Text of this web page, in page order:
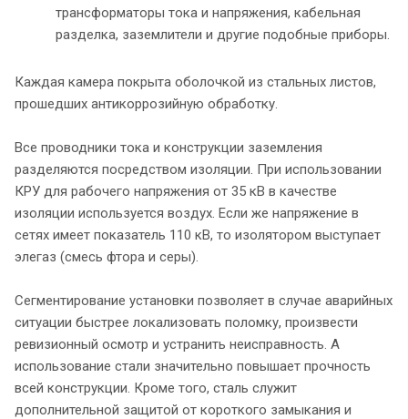
трансформаторы тока и напряжения, кабельная
разделка, заземлители и другие подобные приборы.
Каждая камера покрыта оболочкой из стальных листов,
прошедших антикоррозийную обработку.
Все проводники тока и конструкции заземления
разделяются посредством изоляции. При использовании
КРУ для рабочего напряжения от 35 кВ в качестве
изоляции используется воздух. Если же напряжение в
сетях имеет показатель 110 кВ, то изолятором выступает
элегаз (смесь фтора и серы).
Сегментирование установки позволяет в случае аварийных
ситуации быстрее локализовать поломку, произвести
ревизионный осмотр и устранить неисправность. А
использование стали значительно повышает прочность
всей конструкции. Кроме того, сталь служит
дополнительной защитой от короткого замыкания и